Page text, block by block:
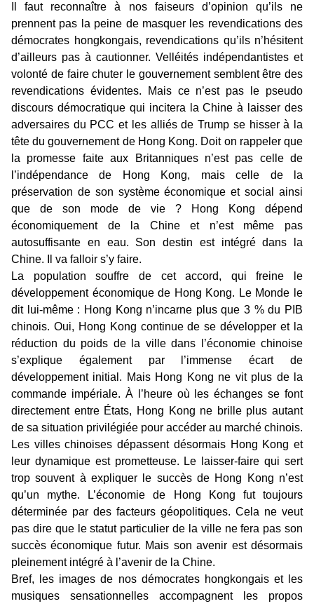
Il faut reconnaître à nos faiseurs d’opinion qu’ils ne
prennent pas la peine de masquer les revendications des
démocrates hongkongais, revendications qu’ils n’hésitent
d’ailleurs pas à cautionner. Velléités indépendantistes et
volonté de faire chuter le gouvernement semblent être des
revendications évidentes. Mais ce n’est pas le pseudo
discours démocratique qui incitera la Chine à laisser des
adversaires du PCC et les alliés de Trump se hisser à la
tête du gouvernement de Hong Kong. Doit on rappeler que
la promesse faite aux Britanniques n’est pas celle de
l’indépendance de Hong Kong, mais celle de la
préservation de son système économique et social ainsi
que de son mode de vie ? Hong Kong dépend
économiquement de la Chine et n’est même pas
autosuffisante en eau. Son destin est intégré dans la
Chine. Il va falloir s’y faire.
La population souffre de cet accord, qui freine le
développement économique de Hong Kong. Le Monde le
dit lui-même : Hong Kong n’incarne plus que 3 % du PIB
chinois. Oui, Hong Kong continue de se développer et la
réduction du poids de la ville dans l’économie chinoise
s’explique également par l’immense écart de
développement initial. Mais Hong Kong ne vit plus de la
commande impériale. À l’heure où les échanges se font
directement entre États, Hong Kong ne brille plus autant
de sa situation privilégiée pour accéder au marché chinois.
Les villes chinoises dépassent désormais Hong Kong et
leur dynamique est prometteuse. Le laisser-faire qui sert
trop souvent à expliquer le succès de Hong Kong n’est
qu’un mythe. L’économie de Hong Kong fut toujours
déterminée par des facteurs géopolitiques. Cela ne veut
pas dire que le statut particulier de la ville ne fera pas son
succès économique futur. Mais son avenir est désormais
pleinement intégré à l’avenir de la Chine.
Bref, les images de nos démocrates hongkongais et les
musiques sensationnelles accompagnent les propos